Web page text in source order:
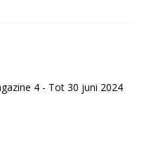
4 - Tot 30 juni 2024